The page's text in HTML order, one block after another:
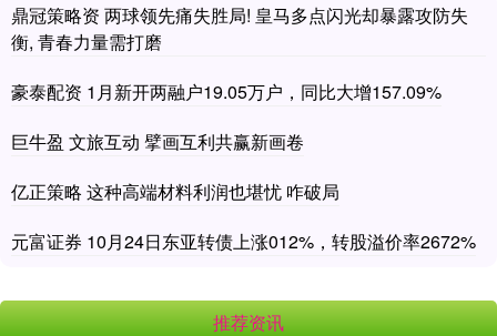
鼎冠策略资 两球领先痛失胜局! 皇马多点闪光却暴露攻防失
衡, 青春力量需打磨
豪泰配资 1月新开两融户19.05万户，同比大增157.09%
巨牛盈 文旅互动 擘画互利共赢新画卷
亿正策略 这种高端材料利润也堪忧 咋破局
元富证券 10月24日东亚转债上涨012%，转股溢价率2672%
推荐资讯